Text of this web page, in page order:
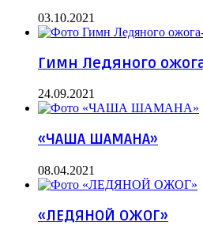
03.10.2021
Гимн Ледяного
24.09.2021
«ЧАША ШАМАНА»
08.04.2021
«ЛЕДЯНОЙ ОЖОГ»